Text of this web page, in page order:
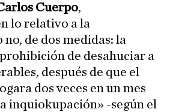
Cuerpo,
lo relativo a la
de dos medidas: la
de desahuciar a
después de que el
dos veces en un mes
inquiokupación» -según el